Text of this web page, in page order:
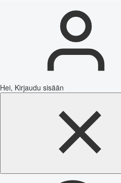
Hei, Kirjaudu sisään